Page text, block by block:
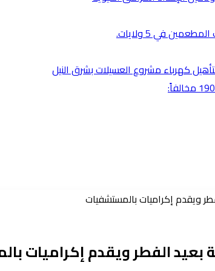
في 5 ولايات.
لتأهيل كهرباء مشروع العسيلات بشرق النيل
ويقدم إكراميات بالمستشفيات
الفطر ويقدم إكراميات